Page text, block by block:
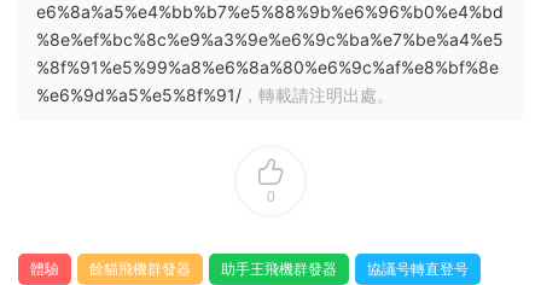
e6%8a%a5%e4%bb%b7%e5%88%9b%e6%96%b0%e4%bd
%8e%ef%bc%8c%e9%a3%9e%e6%9c%ba%e7%be%a4%e5
%8f%91%e5%99%a8%e6%8a%80%e6%9c%af%e8%bf%8e
%e6%9d%a5%e5%8f%91/ ，轉載請注明出處。
0
體驗 餘貓飛機群發器 助手王飛機群發器
協議号轉直登号